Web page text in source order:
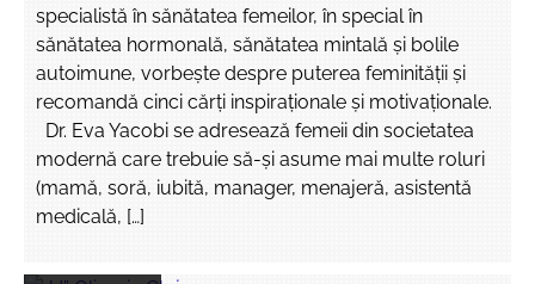
specialistă în sănătatea femeilor, în special în
sănătatea hormonală, sănătatea mintală și bolile
autoimune, vorbeşte despre puterea feminităţii şi
recomandă cinci cărţi inspiraţionale şi motivaţionale.
Dr. Eva Yacobi se adresează femeii din societatea
modernă care trebuie să-şi asume mai multe roluri
(mamă, soră, iubită, manager, menajeră, asistentă
medicală, […]